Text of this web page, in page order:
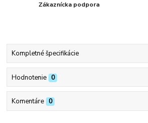
Zákaznícka podpora
Kompletné špecifikácie
Hodnotenie 0
Komentáre 0